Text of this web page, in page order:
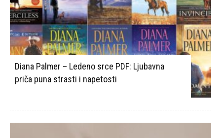
Diana Palmer – Ledeno srce PDF: Ljubavna
priča puna strasti i napetosti